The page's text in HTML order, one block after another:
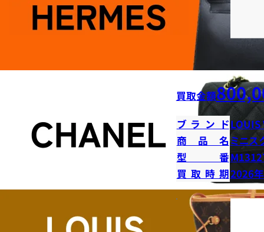
買取金額
ブランドLOUIS
商品名ミニス
型番
買取時期2026